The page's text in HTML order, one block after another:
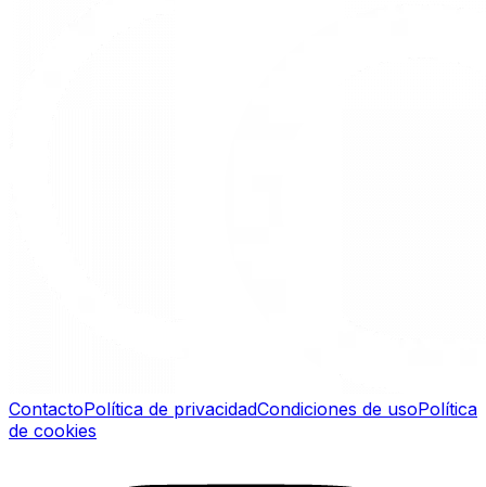
ContactoPolítica de privacidadCondiciones de usoPolítica
de cookies